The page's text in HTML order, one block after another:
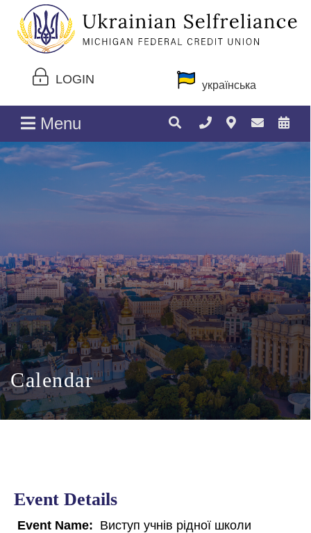
LOGIN українська
Menu
Calendar
Event Details
Event Name: Виступ учнів рідної школи